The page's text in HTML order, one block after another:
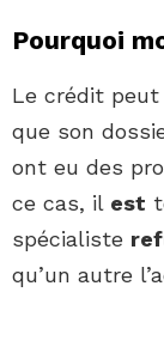
Pourquoi
Le crédit peut
que son
ont eu des
ce cas, il est
spécialiste
qu’un autre